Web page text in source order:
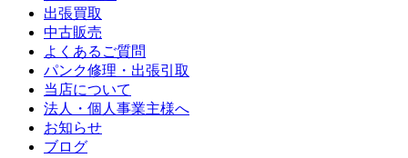
出張買取
中古販売
よくあるご質問
パンク修理・出張引取
当店について
法人・個人事業主様へ
お知らせ
ブログ